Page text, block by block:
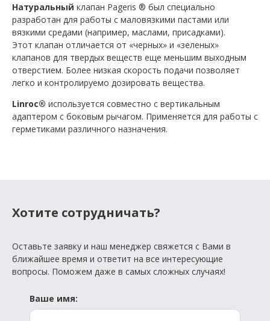
Натуральный клапан Pageris ® был специально
разработан для работы с маловязкими пастами или
вязкими средами (например, маслами, присадками).
Этот клапан отличается от «черных» и «зеленых»
клапанов для твердых веществ еще меньшим выходным
отверстием. Более низкая скорость подачи позволяет
легко и контролируемо дозировать вещества.
Linroc® используется совместно с вертикальным
адаптером с боковым рычагом. Применяется для работы с
герметиками различного назначения.
Хотите сотрудничать?
Оставьте заявку и наш менеджер свяжется с Вами в
ближайшее время и ответит на все интересующие
вопросы. Поможем даже в самых сложных случаях!
Ваше имя: